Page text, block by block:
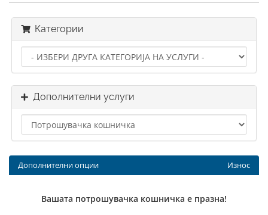
Категории
Дополнителни услуги
Дополнителни опции Износ
Вашата потрошувачка кошничка е празна!